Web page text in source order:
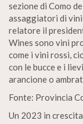
sezione di Como
assaggiatori di vini
relatore il
Wines sono vini
come i vini rossi,
con le bucce e i
arancione o
Fonte: Provincia
Un 2023 in